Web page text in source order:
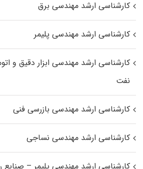
کارشناسی ارشد مهندسی برق
کارشناسی ارشد مهندسی پلیمر
کارشناسی ارشد مهندسی ابزار دقیق و
نفت
کارشناسی ارشد مهندسی بازرسی فنی
کارشناسی ارشد مهندسی نساجی
کارشناسی ارشد مهندسی پلیمر – صنایع